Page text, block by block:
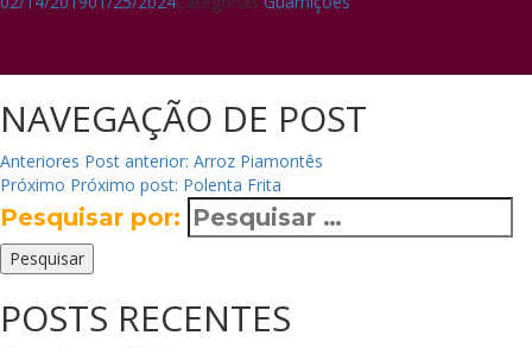
NAVEGAÇÃO DE POST
Anteriores Post anterior: Arroz Piamontês
Próximo Próximo post: Polenta Frita
Pesquisar por:
Pesquisar
POSTS RECENTES